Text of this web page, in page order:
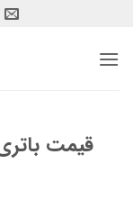
content